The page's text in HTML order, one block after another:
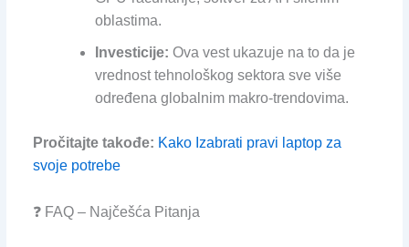
oblastima.
Investicije: Ova vest ukazuje na to da je
vrednost tehnološkog sektora sve više
određena globalnim makro-trendovima.
Pročitajte takođe: Kako Izabrati pravi laptop za
svoje potrebe
❓ FAQ – Najčešća Pitanja